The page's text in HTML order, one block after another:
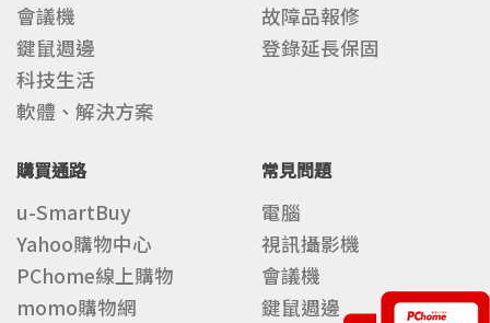
會議機
鍵鼠週邊
科技生活
軟體、解決方案
故障品報修
登錄延長保固
購買通路
u-SmartBuy
Yahoo購物中心
PChome線上購物
momo購物網
常見問題
電腦
視訊攝影機
會議機
鍵鼠週邊